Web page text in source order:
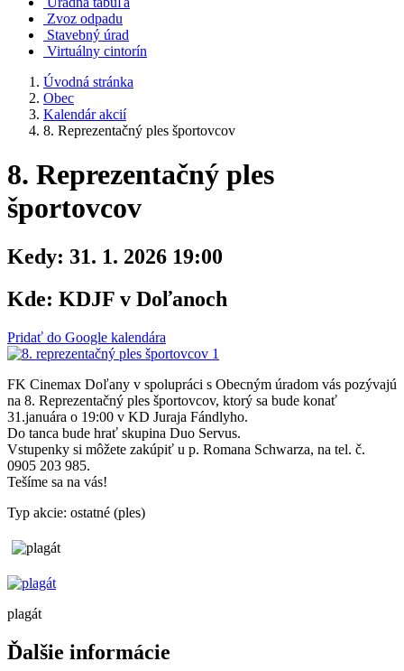
Zvoz odpadu
Stavebný úrad
Virtuálny cintorín
Úvodná stránka
Obec
Kalendár akcií
8. Reprezentačný ples športovcov
8. Reprezentačný ples
športovcov
Kedy: 31. 1. 2026 19:00
Kde: KDJF v Doľanoch
Pridať do Google kalendára
FK Cinemax Doľany v spolupráci s Obecným úradom vás pozývajú
na 8. Reprezentačný ples športovcov, ktorý sa bude konať
31.januára o 19:00 v KD Juraja Fándlyho.
Do tanca bude hrať skupina Duo Servus.
Vstupenky si môžete zakúpiť u p. Romana Schwarza, na tel. č.
0905 203 985.
Tešíme sa na vás!
Typ akcie: ostatné (ples)
plagát
Ďalšie informácie